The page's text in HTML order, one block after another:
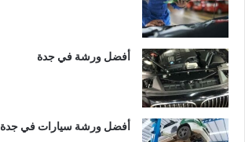
أفضل ورشة في جدة
أفضل ورشة سيارات في جدة